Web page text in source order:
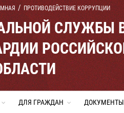
ПРОТИВОДЕЙСТВИЕ КОРРУПЦИИ
СЛУЖБЫ
ДЛЯ ГРАЖДАН ДОКУМЕНТЫ